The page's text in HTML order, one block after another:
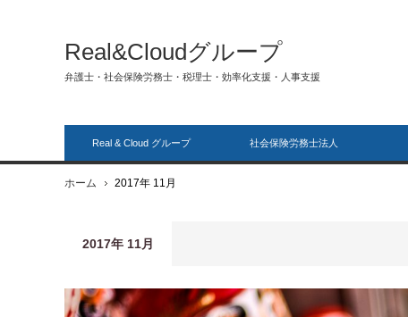
Real&Cloudグループ
弁護士・社会保険労務士・税理士・効率化支援・人事支援
Real & Cloud グループ 社会保険労務士法人
ホーム 2017年 11月
2017年 11月